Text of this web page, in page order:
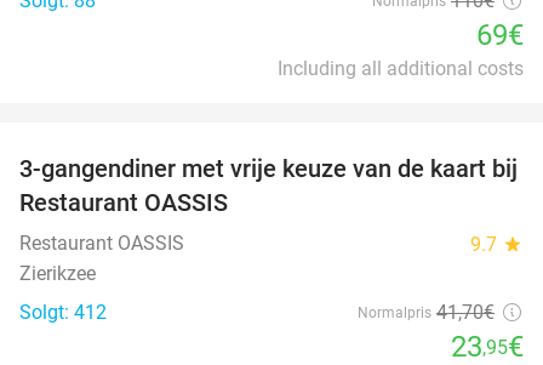
69€
Including all additional costs
43%
3-gangendiner met vrije keuze van de kaart bij
Restaurant OASSIS
Restaurant OASSIS 9.7 star
Zierikzee
Solgt: 412
Normalpris 41,70€
23,95€